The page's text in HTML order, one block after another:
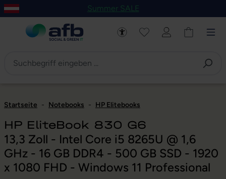
Hauptinhalt springen
Zur Navigation der B2B-Plattform springen
Summer SALE
Startseite - Notebooks - HP Elitebooks
HP EliteBook 830 G6
13,3 Zoll - Intel Core i5 8265U @ 1,6
GHz - 16 GB DDR4 - 500 GB SSD - 1920
x 1080 FHD - Windows 11 Professional